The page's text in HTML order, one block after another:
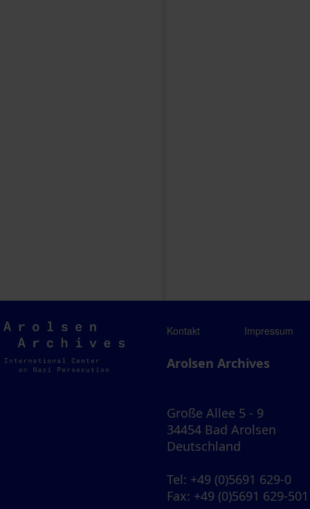
Arolsen
Archives
Kontakt Impressum
Arolsen Archives
Große Allee 5 - 9
34454 Bad Arolsen
Deutschland
Tel: +49 (0)5691 629-0
Fax: +49 (0)5691 629-501